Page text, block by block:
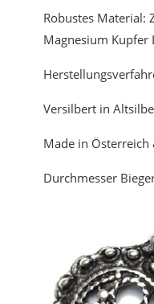
Robustes Material:
Magnesium Kupfer
Versilbert in
Made in Österreich
Durchmesser